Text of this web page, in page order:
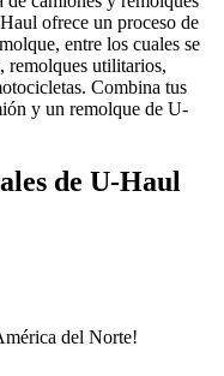
ofrece un proceso de
entre los cuales se
remolques utilitarios,
Combina tus
y un remolque de U-
de U-Haul
del Norte!